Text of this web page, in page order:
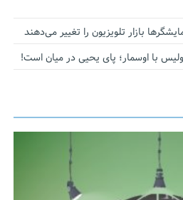
بازار تلویزیون را تغییر می‌دهند
با اوسمار؛ پای یحیی در میان است!